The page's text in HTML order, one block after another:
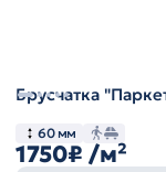
Брусчатка
60 мм
1750₽ /м²